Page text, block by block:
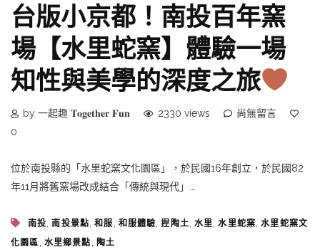
台版小京都！南投百年窯
場【水里蛇窯】體驗一場
知性與美學的深度之旅
by 一起趣 𝐓𝐨𝐠𝐞𝐭𝐡𝐞𝐫 𝐅𝐮𝐧 2330 views
尚無留言
0
位於南投縣的「水里蛇窯文化園區」，於民國16年創立，於民國82
年11月將舊窯場改成結合「傳統與現代」...
南投 ,南投景點 ,和服 和服體驗 ,捏陶土 ,水里 ,水里蛇窯 ,水里蛇窯文
化園區
水里鄉景點 陶土